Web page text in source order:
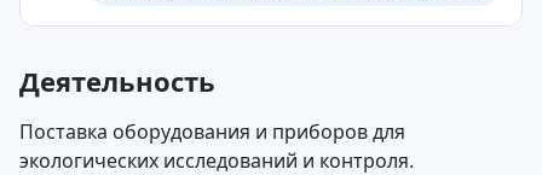
Деятельность
Поставка оборудования и приборов для
экологических исследований и контроля.